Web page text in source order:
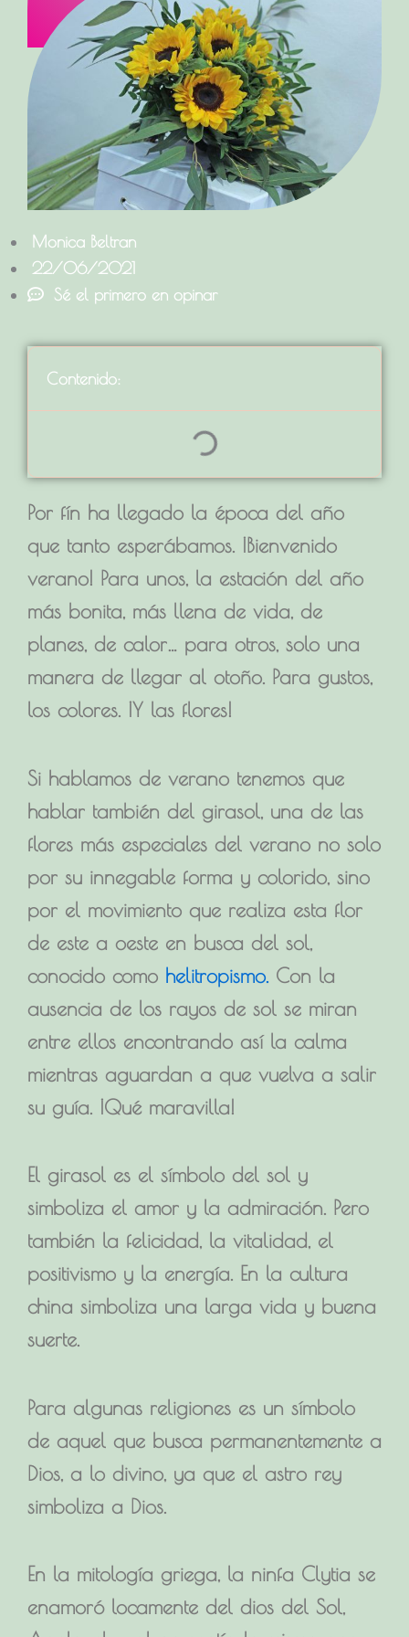
Monica Beltran
22/06/2021
Sé el primero en opinar
Contenido:
Por fín ha llegado la época del año
que tanto esperábamos. ¡Bienvenido
verano! Para unos, la estación del año
más bonita, más llena de vida, de
planes, de calor… para otros, solo una
manera de llegar al otoño. Para gustos,
los colores. ¡Y las flores!
Si hablamos de verano tenemos que
hablar también del girasol, una de las
flores más especiales del verano no solo
por su innegable forma y colorido, sino
por el movimiento que realiza esta flor
de este a oeste en busca del sol,
conocido como helitropismo. Con la
ausencia de los rayos de sol se miran
entre ellos encontrando así la calma
mientras aguardan a que vuelva a salir
su guía. ¡Qué maravilla!
El girasol es el símbolo del sol y
simboliza el amor y la admiración. Pero
también la felicidad, la vitalidad, el
positivismo y la energía. En la cultura
china simboliza una larga vida y buena
suerte.
Para algunas religiones es un símbolo
de aquel que busca permanentemente a
Dios, a lo divino, ya que el astro rey
simboliza a Dios.
En la mitología griega, la ninfa Clytia se
enamoró locamente del dios del Sol,